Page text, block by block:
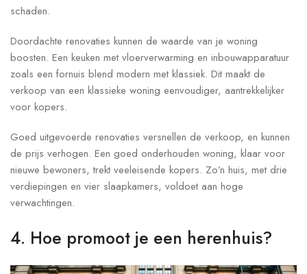
schaden.
Doordachte renovaties kunnen de waarde van je woning
boosten. Een keuken met vloerverwarming en inbouwapparatuur
zoals een fornuis blend modern met klassiek. Dit maakt de
verkoop van een klassieke woning eenvoudiger, aantrekkelijker
voor kopers.
Goed uitgevoerde renovaties versnellen de verkoop, en kunnen
de prijs verhogen. Een goed onderhouden woning, klaar voor
nieuwe bewoners, trekt veeleisende kopers. Zo’n huis, met drie
verdiepingen en vier slaapkamers, voldoet aan hoge
verwachtingen.
4. Hoe promoot je een herenhuis?